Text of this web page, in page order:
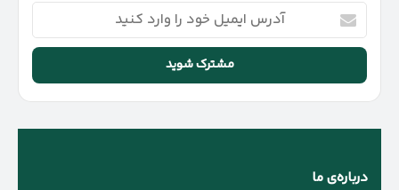
آدرس
ایمیل
خود
وارد
کنید
درباره‌ی ما